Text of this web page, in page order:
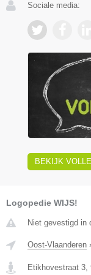
Sociale media:
BEKIJK
Logopedie WIJS!
Niet gevestigd in
Oost-Vlaanderen
Etikhovestraat 3,